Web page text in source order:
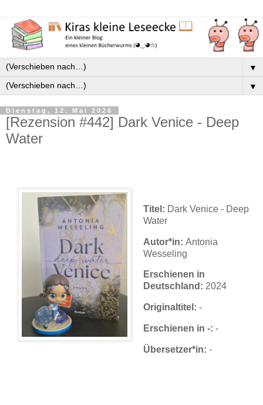
▼
▼
Dienstag, 12. Mai 2026
[Rezension #442] Dark Venice - Deep
Water
Titel: Dark Venice - Deep
Water
Autor*in: Antonia
Wesseling
Erschienen in
Deutschland: 2024
Originaltitel: -
Erschienen in -: -
Übersetzer*in: -